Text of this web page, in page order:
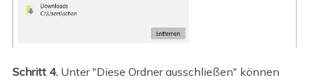
Schritt 4. Unter "Diese Ordner ausschließen" können